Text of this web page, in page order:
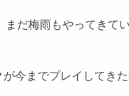
梅雨もやってきてい
今までプレイしてき